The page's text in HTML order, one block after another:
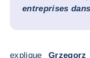
entreprises
explique Grzegorz